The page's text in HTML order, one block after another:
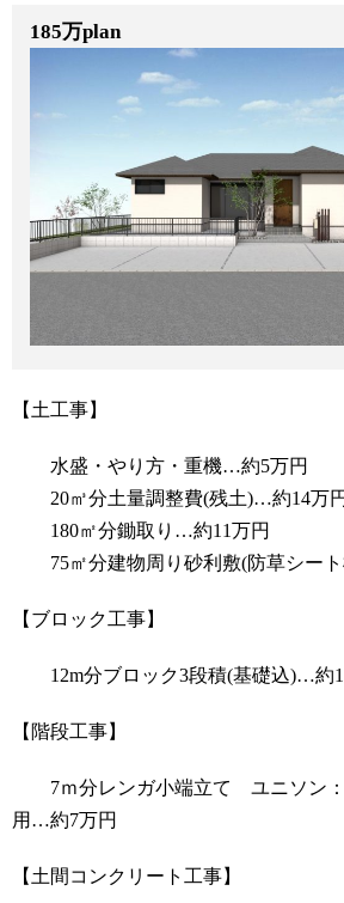
185万plan
【土工事】
水盛・やり方・重機…約5万円
20㎥分土量調整費(残土)…約14万円
180㎡分鋤取り…約11万円
75㎡分建物周り砂利敷(防草シート
【ブロック工事】
12m分ブロック3段積(基礎込)…約
【階段工事】
7ｍ分レンガ小端立て ユニソン：
用…約7万円
【土間コンクリート工事】